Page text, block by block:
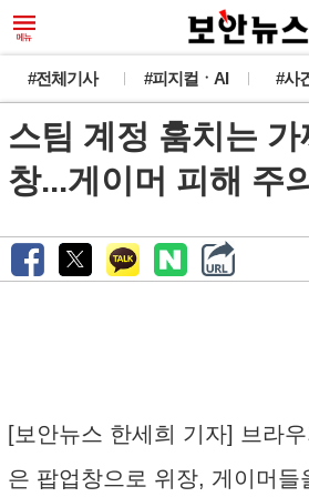
#전체기사 #피지컬ㆍAI #사
스팀 계정 훔치는 가
창...게이머 피해 주
[보안뉴스 한세희 기자] 브라
은 팝업창으로 위장, 게이머들